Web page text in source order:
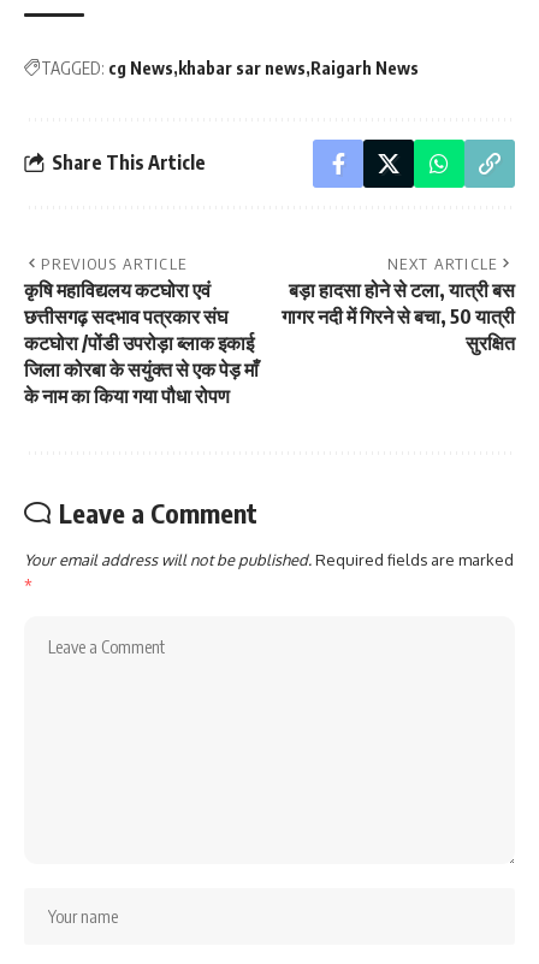
TAGGED: cg News khabar sar news Raigarh News
Share This Article
PREVIOUS ARTICLE
कृषि महाविद्यलय कटघोरा एवं
छत्तीसगढ़ सदभाव पत्रकार संघ
कटघोरा /पोंडी उपरोड़ा ब्लाक इकाई
जिला कोरबा के सयुंक्त से एक पेड़ माँ
के नाम का किया गया पौधा रोपण
NEXT ARTICLE
बड़ा हादसा होने से टला, यात्री बस
गागर नदी में गिरने से बचा, 50 यात्री
सुरक्षित
Leave a Comment
Your email address will not be published.Required fields are marked
*